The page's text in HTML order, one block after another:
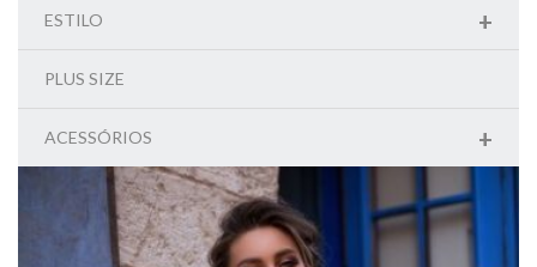
+
ESTILO
PLUS SIZE
+
ACESSÓRIOS